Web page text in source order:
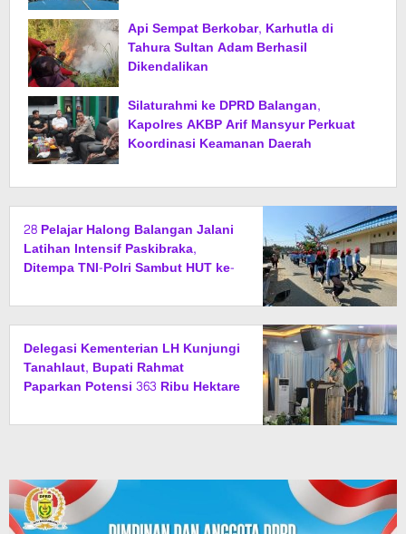
Api Sempat Berkobar, Karhutla di
Tahura Sultan Adam Berhasil
Dikendalikan
Silaturahmi ke DPRD Balangan,
Kapolres AKBP Arif Mansyur Perkuat
Koordinasi Keamanan Daerah
28 Pelajar Halong Balangan Jalani
Latihan Intensif Paskibraka,
Ditempa TNI-Polri Sambut HUT ke-
Delegasi Kementerian LH Kunjungi
Tanahlaut, Bupati Rahmat
Paparkan Potensi 363 Ribu Hektare